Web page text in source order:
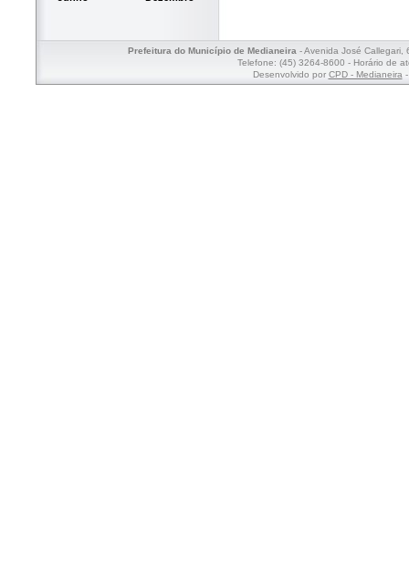
Prefeitura do Município de Medianeira- Avenida José Callegari,
Telefone: (45) 3264-8600 - Horário de
Desenvolvido por CPD - Medianeira-